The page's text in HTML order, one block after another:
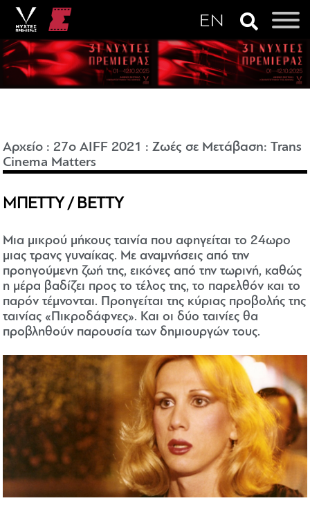
Αρχείο :27o AIFF 2021 :Ζωές σε Μετάβαση: Trans
Cinema Matters
ΜΠΕΤΤΥ / BETTY
Μια μικρού μήκους ταινία που αφηγείται το 24ωρο
μιας τρανς γυναίκας. Με αναμνήσεις από την
προηγούμενη ζωή της, εικόνες από την τωρινή, καθώς
η μέρα βαδίζει προς το τέλος της, το παρελθόν και το
παρόν τέμνονται. Προηγείται της κύριας προβολής της
ταινίας «Πικροδάφνες». Και οι δύο ταινίες θα
προβληθούν παρουσία των δημιουργών τους.